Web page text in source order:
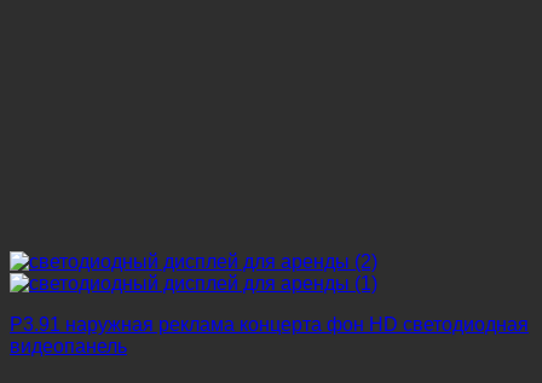
P3.91 наружная реклама концерта фон HD светодиодная
видеопанель